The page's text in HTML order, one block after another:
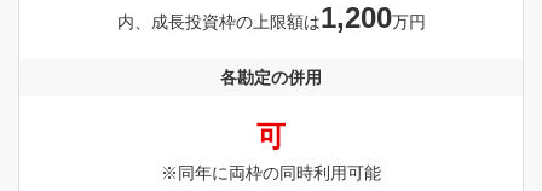
内、成長投資枠の上限額は1,200万円
各勘定の併用
可
※同年に両枠の同時利用可能